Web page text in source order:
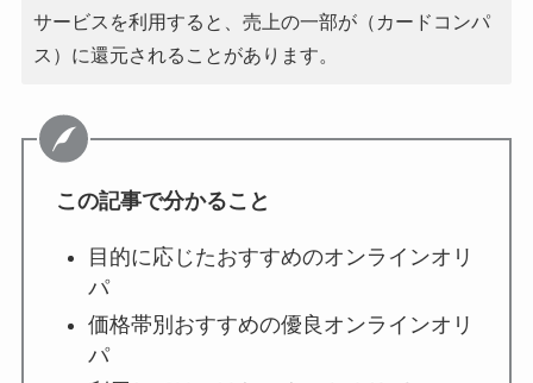
サービスを利用すると、売上の一部が（カードコンパ
ス）に還元されることがあります。
この記事で分かること
目的に応じたおすすめのオンラインオリ
パ
価格帯別おすすめの優良オンラインオリ
パ